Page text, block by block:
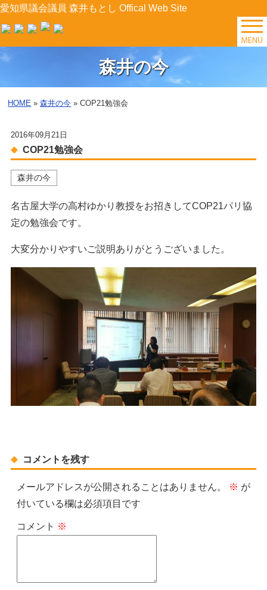
愛知県議会議員 森井もとし Offical Web Site
TOP
森井の今
プロフィール
森井の提案
県政レポート
森井の今
HOME »森井の今 » COP21勉強会
2016年09月21日
COP21勉強会
森井の今
名古屋大学の高村ゆかり教授をお招きしてCOP21パリ協
定の勉強会です。
大変分かりやすいご説明ありがとうございました。
コメントを残す
メールアドレスが公開されることはありません。 ※ が
付いている欄は必須項目です
コメント ※